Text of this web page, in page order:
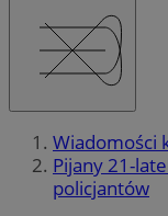
Wiadomości
Pijany 21-
policjantów